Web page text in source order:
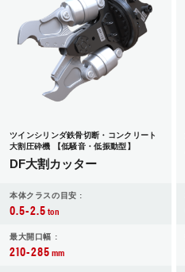
ツインシリンダ鉄骨切断・コンクリート
大割圧砕機 【低騒音・低振動型】
DF大割カッター
本体クラスの目安 :
0.5-2.5ton
最大開口幅 :
210-285mm